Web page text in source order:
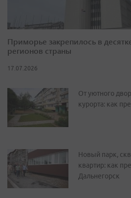
Приморье закрепилось в
регионов страны
17.07.2026
От уютного
курорта: как
Новый парк,
квартир: как
Дальнегорск